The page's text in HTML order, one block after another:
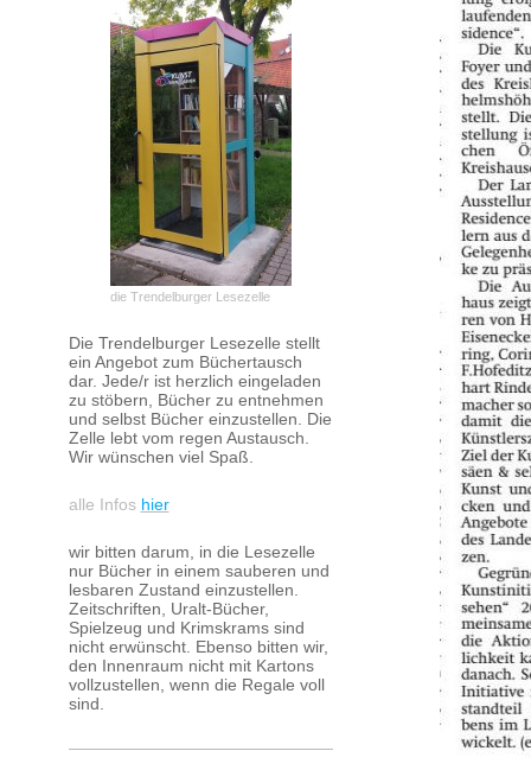
die Trendelburger Lesezelle
Die Trendelburger Lesezelle stellt
ein Angebot zum Büchertausch
dar. Jede/r ist herzlich eingeladen
zu stöbern, Bücher zu entnehmen
und selbst Bücher einzustellen. Die
Zelle lebt vom regen Austausch.
Wir wünschen viel Spaß.
alle Infos hier
wir bitten darum, in die Lesezelle
nur Bücher in einem sauberen und
lesbaren Zustand einzustellen.
Zeitschriften, Uralt-Bücher,
Spielzeug und Krimskrams sind
nicht erwünscht. Ebenso bitten wir,
den Innenraum nicht mit Kartons
vollzustellen, wenn die Regale voll
sind.